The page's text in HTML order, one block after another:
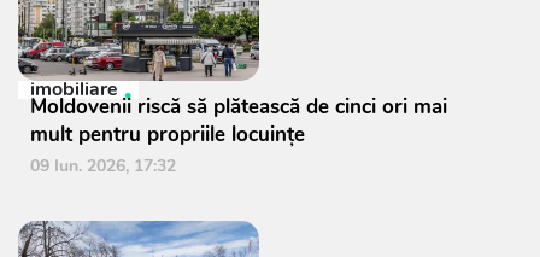
imobiliare
Moldovenii riscă să plătească de cinci ori mai
mult pentru propriile locuințe
09 Iun. 2026, 17:32